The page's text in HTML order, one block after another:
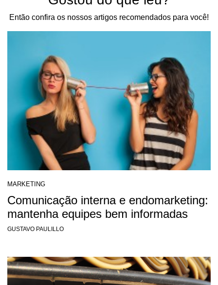
Então confira os nossos artigos recomendados para você!
MARKETING
Comunicação interna e endomarketing:
mantenha equipes bem informadas
GUSTAVO PAULILLO